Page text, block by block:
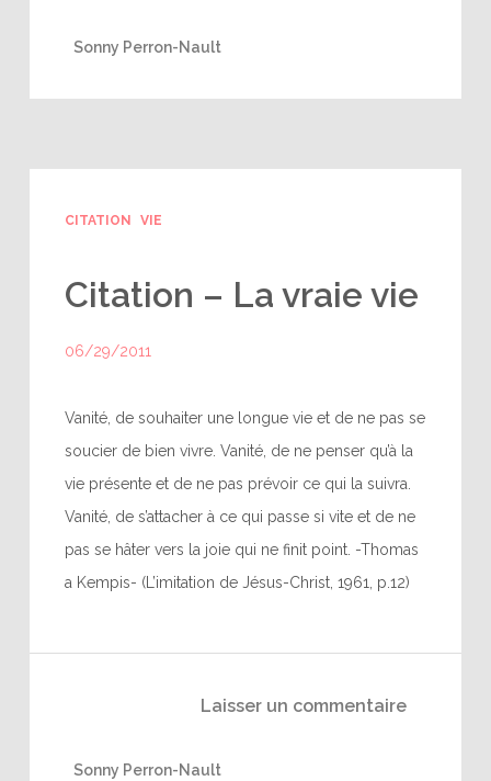
Sonny Perron-Nault
CITATION VIE
Citation – La vraie vie
06/29/2011
Vanité, de souhaiter une longue vie et de ne pas se
soucier de bien vivre. Vanité, de ne penser qu’à la
vie présente et de ne pas prévoir ce qui la suivra.
Vanité, de s’attacher à ce qui passe si vite et de ne
pas se hâter vers la joie qui ne finit point. -Thomas
a Kempis- (L’imitation de Jésus-Christ, 1961, p.12)
Laisser un commentaire
Sonny Perron-Nault